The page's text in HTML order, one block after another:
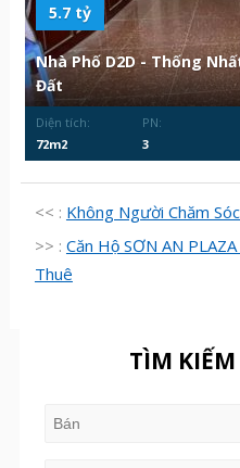
5.7 tỷ
Nhà Phố D2D - Thống
Đất
Diện tích:
72m2
PN:
3
<< : Không Người Chăm
>> : Căn Hộ SƠN AN
Thuê
TÌM KIẾM